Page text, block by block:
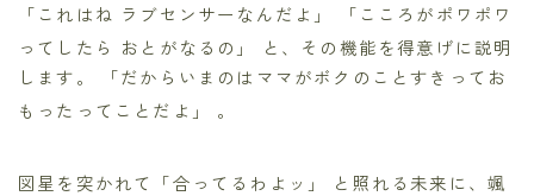
「これはね ラブセンサーなんだよ」
「こころがポワポワ
ってしたら おとがなるの」
と、その機能を得意げに説明
します。 「だからいまのはママがボクのことすきってお
もったってことだよ」 。
図星を突かれて「合ってるわよッ」
と照れる未来に、颯